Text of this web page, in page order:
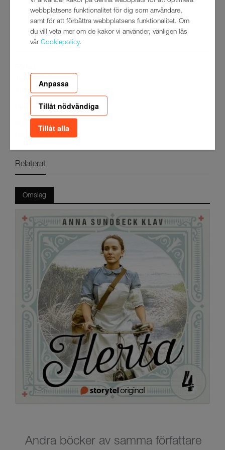
webbplatsens funktionalitet för dig som användare,
samt för att förbättra webbplatsens funktionalitet. Om
du vill veta mer om de kakor vi använder, vänligen läs
vår Cookiepolicy.
Anpassa
Tillåt nödvändiga
Tillåt alla
Historien om Herta är en gripande, historisk romanserie om en ung,
egensinnig kvinnas kamp för självständighet och rätten till sitt eget liv.
Berättelsen är skriven av Anna Sundbeck Klav (pseudonym).
: Ljudbok
Ämne : Historisk romance
Uppläsare: Odile Nunes
ISBN : 9789180245753
Utgivningsdatum: 10 nov. 2021
Relaterat
Omslag
Andra böcker av samma författare